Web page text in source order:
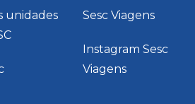
unidades
Sesc Viagens
Instagram Sesc
Viagens